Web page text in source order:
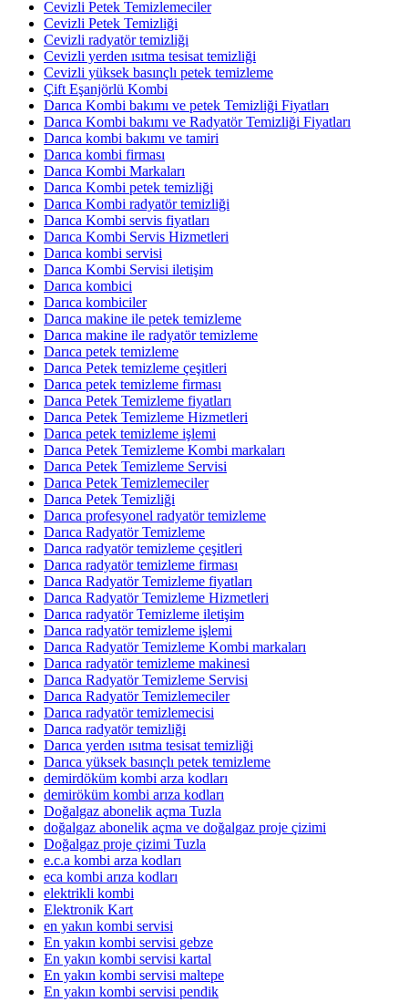
Cevizli Petek Temizlemeciler
Cevizli Petek Temizliği
Cevizli radyatör temizliği
Cevizli yerden ısıtma tesisat temizliği
Cevizli yüksek basınçlı petek temizleme
Çift Eşanjörlü Kombi
Darıca Kombi bakımı ve petek Temizliği Fiyatları
Darıca Kombi bakımı ve Radyatör Temizliği Fiyatları
Darıca kombi bakımı ve tamiri
Darıca kombi firması
Darıca Kombi Markaları
Darıca Kombi petek temizliği
Darıca Kombi radyatör temizliği
Darıca Kombi servis fiyatları
Darıca Kombi Servis Hizmetleri
Darıca kombi servisi
Darıca Kombi Servisi iletişim
Darıca kombici
Darıca kombiciler
Darıca makine ile petek temizleme
Darıca makine ile radyatör temizleme
Darıca petek temizleme
Darıca Petek temizleme çeşitleri
Darıca petek temizleme firması
Darıca Petek Temizleme fiyatları
Darıca Petek Temizleme Hizmetleri
Darıca petek temizleme işlemi
Darıca Petek Temizleme Kombi markaları
Darıca Petek Temizleme Servisi
Darıca Petek Temizlemeciler
Darıca Petek Temizliği
Darıca profesyonel radyatör temizleme
Darıca Radyatör Temizleme
Darıca radyatör temizleme çeşitleri
Darıca radyatör temizleme firması
Darıca Radyatör Temizleme fiyatları
Darıca Radyatör Temizleme Hizmetleri
Darıca radyatör Temizleme iletişim
Darıca radyatör temizleme işlemi
Darıca Radyatör Temizleme Kombi markaları
Darıca radyatör temizleme makinesi
Darıca Radyatör Temizleme Servisi
Darıca Radyatör Temizlemeciler
Darıca radyatör temizlemecisi
Darıca radyatör temizliği
Darıca yerden ısıtma tesisat temizliği
Darıca yüksek basınçlı petek temizleme
demirdöküm kombi arza kodları
demiröküm kombi arıza kodları
Doğalgaz abonelik açma Tuzla
doğalgaz abonelik açma ve doğalgaz proje çizimi
Doğalgaz proje çizimi Tuzla
e.c.a kombi arza kodları
eca kombi arıza kodları
elektrikli kombi
Elektronik Kart
en yakın kombi servisi
En yakın kombi servisi gebze
En yakın kombi servisi kartal
En yakın kombi servisi maltepe
En yakın kombi servisi pendik